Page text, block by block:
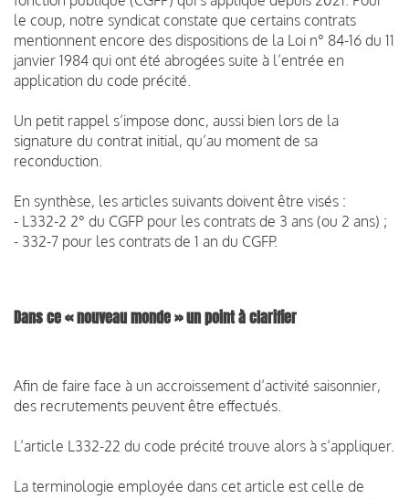
le coup, notre syndicat constate que certains contrats
mentionnent encore des dispositions de la Loi n° 84-16 du 11
janvier 1984 qui ont été abrogées suite à l’entrée en
application du code précité.
Un petit rappel s’impose donc, aussi bien lors de la
signature du contrat initial, qu’au moment de sa
reconduction.
En synthèse, les articles suivants doivent être visés :
- L332-2 2° du CGFP pour les contrats de 3 ans (ou 2 ans) ;
- 332-7 pour les contrats de 1 an du CGFP.
Dans ce « nouveau monde » un point à clarifier
Afin de faire face à un accroissement d’activité saisonnier,
des recrutements peuvent être effectués.
L’article L332-22 du code précité trouve alors à s’appliquer.
La terminologie employée dans cet article est celle de